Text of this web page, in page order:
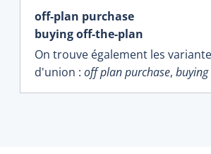
off-plan purchase
buying off-the-plan
On trouve également les
d'union : off plan purchase,